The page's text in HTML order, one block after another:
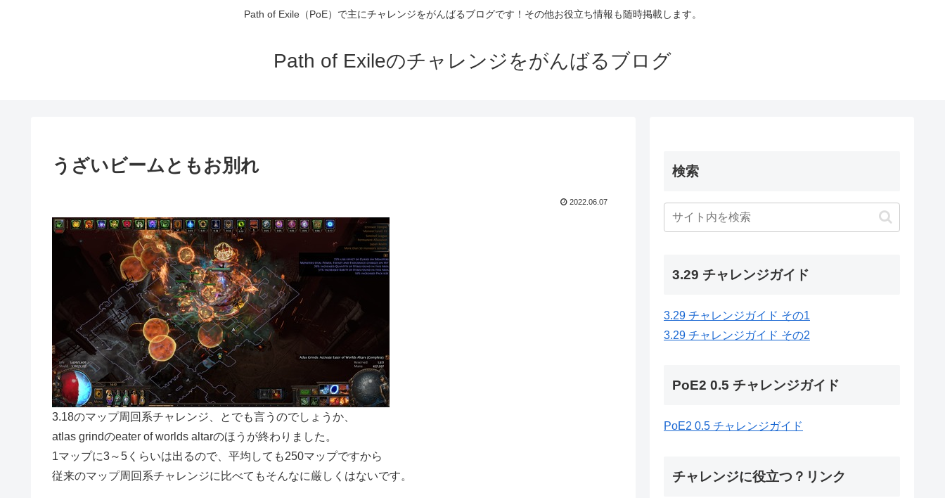
Path of Exile（PoE）で主にチャレンジをがんばるブログです！その他お役立ち情報も随時掲載します。
Path of Exileのチャレンジをがんばるブログ
うざいビームともお別れ
2022.06.07
3.18のマップ周回系チャレンジ、とでも言うのでしょうか、
atlas grindのeater of worlds altarのほうが終わりました。
1マップに3～5くらいは出るので、平均しても250マップですから
従来のマップ周回系チャレンジに比べてもそんなに厳しくはないです。
検索
3.29 チャレンジガイド
3.29 チャレンジガイド その1
3.29 チャレンジガイド その2
PoE2 0.5 チャレンジガイド
PoE2 0.5 チャレンジガイド
チャレンジに役立つ？リンク